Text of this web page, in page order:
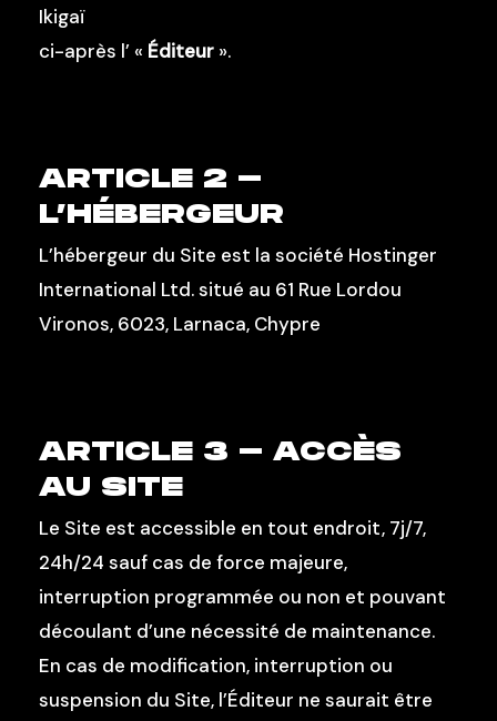
Ikigaï
ci-après l’ « Éditeur».
ARTICLE 2 –
L’HÉBERGEUR
L’hébergeur du Site est la société Hostinger
International Ltd. situé au 61 Rue Lordou
Vironos, 6023, Larnaca, Chypre
ARTICLE 3 – ACCÈS
AU SITE
Le Site est accessible en tout endroit, 7j/7,
24h/24 sauf cas de force majeure,
interruption programmée ou non et pouvant
découlant d’une nécessité de maintenance.
En cas de modification, interruption ou
suspension du Site, l’Éditeur ne saurait être